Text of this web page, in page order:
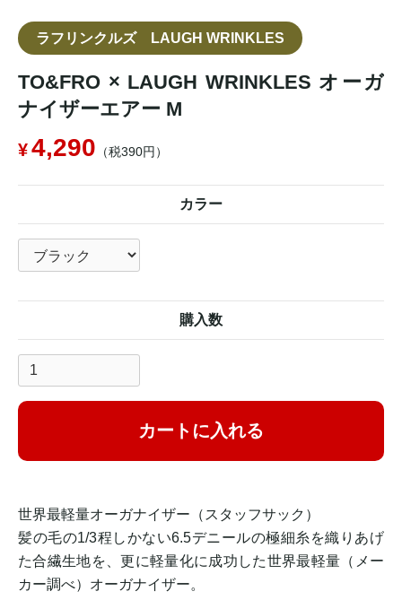
ラフリンクルズ LAUGH WRINKLES
TO&FRO × LAUGH WRINKLES オーガ
ナイザーエアー M
4,290 （税390円）
カラー
購入数
カートに入れる
世界最軽量オーガナイザー（スタッフサック）
髪の毛の1/3程しかない6.5デニールの極細糸を織りあげ
た合繊生地を、更に軽量化に成功した世界最軽量（メー
カー調べ）オーガナイザー。